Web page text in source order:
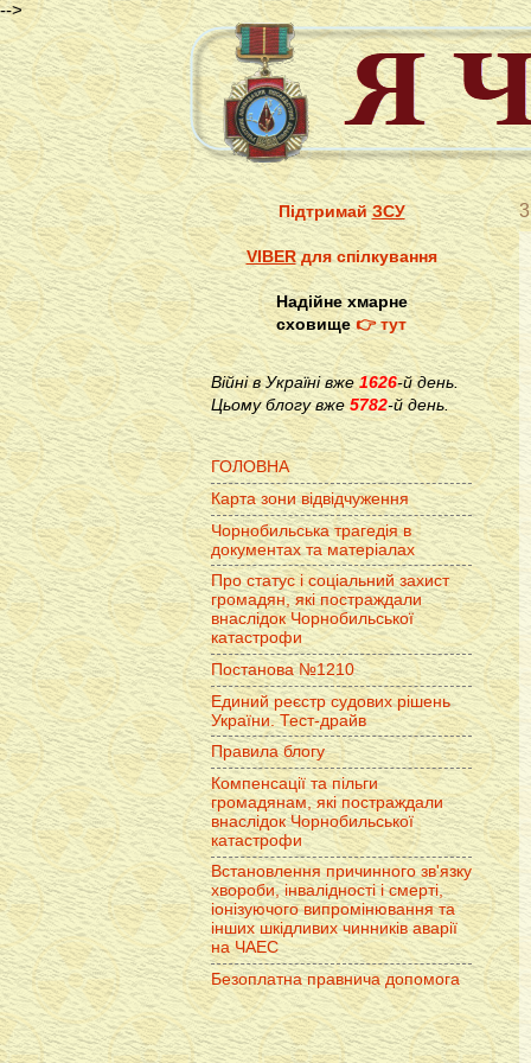
-->
ПідтримайЗСУ
VIBERдля спілкування
Надійне хмарне
сховище👉 тут
Війні в Україні вже1626-й день.
Цьому блогу вже 5782-й день.
ГОЛОВНА
Карта зони відвідчуження
Чорнобильська трагедія в
документах та матеріалах
Про статус і соціальний захист
громадян, які постраждали
внаслідок Чорнобильської
катастрофи
Постанова №1210
Единий реєстр судових рішень
України. Тест-драйв
Правила блогу
Компенсації та пільги
громадянам, які постраждали
внаслідок Чорнобильської
катастрофи
Встановлення причинного зв'язку
хвороби, інвалідності і смерті,
іонізуючого випромінювання та
інших шкідливих чинників аварії
на ЧАЕС
Безоплатна правнича допомога